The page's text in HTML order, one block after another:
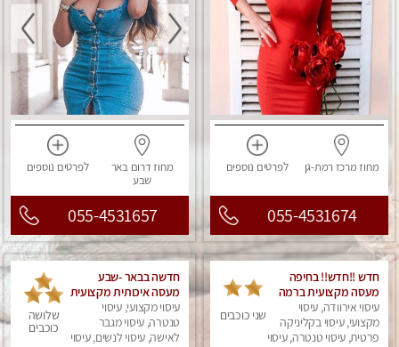
מחוז מרכז רמת-גן לפרטים נוספים
055-4531674
מחוז דרוםבאר
שבע
לפרטים נוספים
055-4531657
חדש !!חדש!! בחיפה
מעסה מקצועית ברמה
גבוה
עיסוי אירוודה, עיסוי
מקצועי, עיסוי בקליניקה
פרטית, עיסוי טנטרה, עיסוי
שני כוכבים
חדשה בבאר -שבע
מעסה איכותית מקצועית
ומפנקת
עיסוי מקצועי, עיסוי
טנטרה, עיסוי מגבר
לאישה, עיסוי לנשים, עיסוי
שלושה
כוכבים